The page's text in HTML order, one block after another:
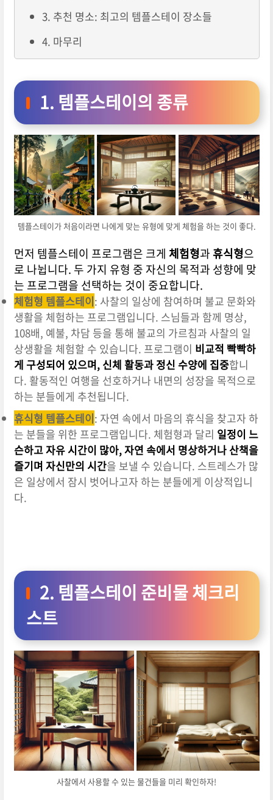
3. 추천 명소: 최고의 템플스테이 장소들
4. 마무리
1. 템플스테이의 종류
템플스테이가 처음이라면 나에게 맞는 유형에 맞게 체험을 하는 것이 좋다.
먼저 템플스테이 프로그램은 크게 체험형과 휴식형으
로 나뉩니다. 두 가지 유형 중 자신의 목적과 성향에 맞
는 프로그램을 선택하는 것이 중요합니다.
체험형 템플스테이: 사찰의 일상에 참여하며 불교 문화와
생활을 체험하는 프로그램입니다. 스님들과 함께 명상,
108배, 예불, 차담 등을 통해 불교의 가르침과 사찰의 일
상생활을 체험할 수 있습니다. 프로그램이 비교적 빡빡하
게 구성되어 있으며, 신체 활동과 정신 수양에 집중합니
다. 활동적인 여행을 선호하거나 내면의 성장을 목적으로
하는 분들에게 추천됩니다.
휴식형 템플스테이: 자연 속에서 마음의 휴식을 찾고자 하
는 분들을 위한 프로그램입니다. 체험형과 달리 일정이 느
슨하고 자유 시간이 많아, 자연 속에서 명상하거나 산책을
즐기며 자신만의 시간을 보낼 수 있습니다. 스트레스가 많
은 일상에서 잠시 벗어나고자 하는 분들에게 이상적입니
다.
2. 템플스테이 준비물 체크리
스트
사찰에서 사용할 수 있는 물건들을 미리 확인하자!